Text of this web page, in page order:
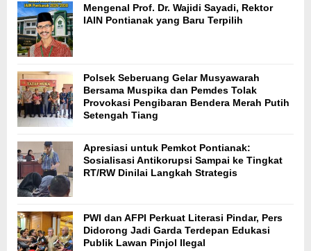
Mengenal Prof. Dr. Wajidi Sayadi, Rektor
IAIN Pontianak yang Baru Terpilih
Polsek Seberuang Gelar Musyawarah
Bersama Muspika dan Pemdes Tolak
Provokasi Pengibaran Bendera Merah Putih
Setengah Tiang
Apresiasi untuk Pemkot Pontianak:
Sosialisasi Antikorupsi Sampai ke Tingkat
RT/RW Dinilai Langkah Strategis
PWI dan AFPI Perkuat Literasi Pindar, Pers
Didorong Jadi Garda Terdepan Edukasi
Publik Lawan Pinjol Ilegal